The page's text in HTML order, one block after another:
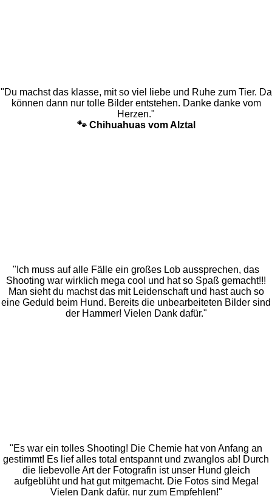
"Du machst das klasse, mit so viel liebe und Ruhe zum Tier. Da
können dann nur tolle Bilder entstehen. Danke danke vom
Herzen."
🐾 Chihuahuas vom Alztal
"Ich muss auf alle Fälle ein großes Lob aussprechen, das
Shooting war wirklich mega cool und hat so Spaß gemacht!!!
Man sieht du machst das mit Leidenschaft und hast auch so
eine Geduld beim Hund. Bereits die unbearbeiteten Bilder sind
der Hammer! Vielen Dank dafür."
"Es war ein tolles Shooting! Die Chemie hat von Anfang an
gestimmt! Es lief alles total entspannt und zwanglos ab! Durch
die liebevolle Art der Fotografin ist unser Hund gleich
aufgeblüht und hat gut mitgemacht. Die Fotos sind Mega!
Vielen Dank dafür, nur zum Empfehlen!"